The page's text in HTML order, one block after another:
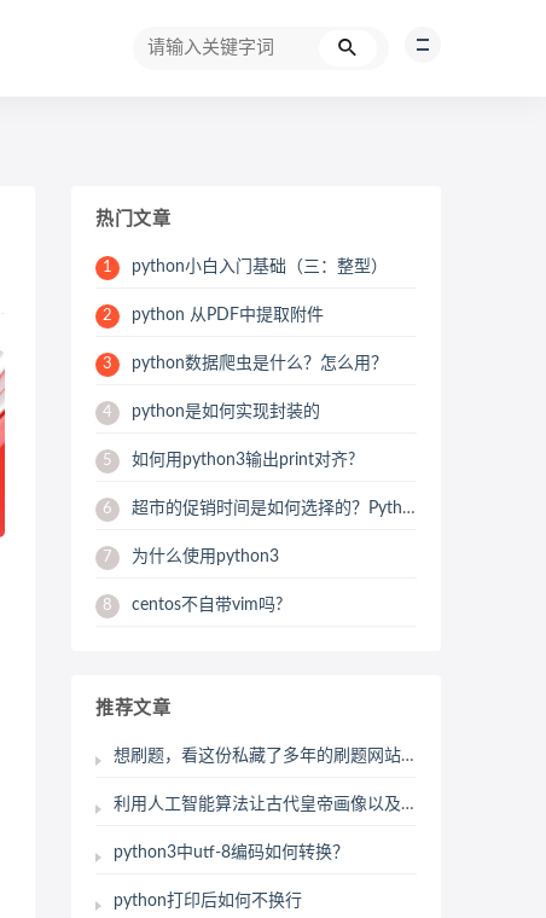
热门文章
1 python小白入门基础（三：整型）
2 python 从PDF中提取附件
3 python数据爬虫是什么？怎么用？
4 python是如何实现封装的
5 如何用python3输出print对齐?
6 超市的促销时间是如何选择的？Python用数据来帮你分析
7 为什么使用python3
8 centos不自带vim吗?
推荐文章
想刷题，看这份私藏了多年的刷题网站就行了
利用人工智能算法让古代皇帝画像以及古代四大美女画像动起来(模仿偶像胡歌剧中角色表情动作
python3中utf-8编码如何转换？
python打印后如何不换行